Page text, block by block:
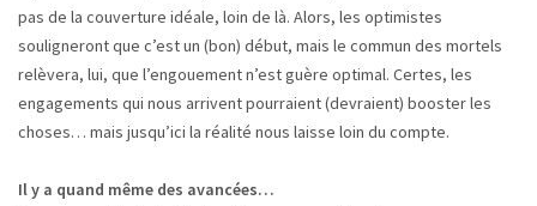
pas de la couverture idéale, loin de là. Alors, les optimistes
souligneront que c’est un (bon) début, mais le commun des mortels
relèvera, lui, que l’engouement n’est guère optimal. Certes, les
engagements qui nous arrivent pourraient (devraient) booster les
choses… mais jusqu’ici la réalité nous laisse loin du compte.
Il y a quand même des avancées…